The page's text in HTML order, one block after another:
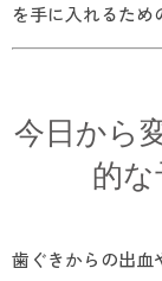
を手に入れるため
今日から
的
歯ぐきからの出血